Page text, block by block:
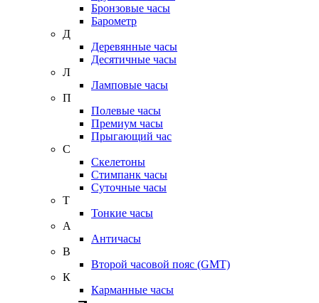
Бронзовые часы
Барометр
Д
Деревянные часы
Десятичные часы
Л
Ламповые часы
П
Полевые часы
Премиум часы
Прыгающий час
С
Скелетоны
Стимпанк часы
Суточные часы
Т
Тонкие часы
А
Античасы
В
Второй часовой пояс (GMT)
К
Карманные часы